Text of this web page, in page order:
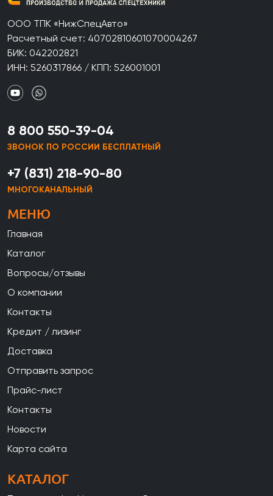
ООО ТПК «НижСпецАвто»
Расчетный счет: 40702810601070004267
БИК: 042202821
ИНН: 5260317866 / КПП: 526001001
8 800 550-39-04
ЗВОНОК ПО РОССИИ БЕСПЛАТНЫЙ
+7 (831) 218-90-80
МНОГОКАНАЛЬНЫЙ
МЕНЮ
Главная
Каталог
Вопросы/отзывы
О компании
Контакты
Кредит / лизинг
Доставка
Отправить запрос
Прайс-лист
Контакты
Новости
Карта сайта
КАТАЛОГ